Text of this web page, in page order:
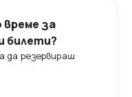
за
билети?
да резервираш